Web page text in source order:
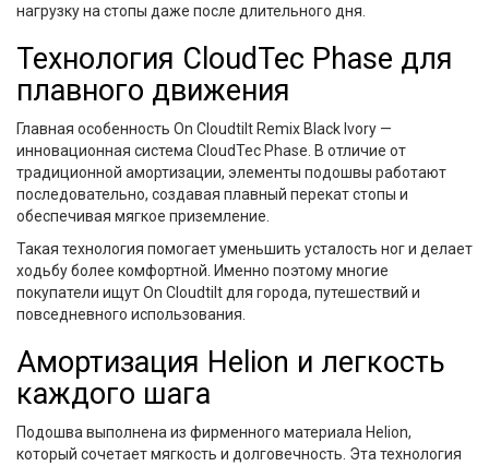
нагрузку на стопы даже после длительного дня.
Технология CloudTec Phase для
плавного движения
Главная особенность On Cloudtilt Remix Black Ivory —
инновационная система CloudTec Phase. В отличие от
традиционной амортизации, элементы подошвы работают
последовательно, создавая плавный перекат стопы и
обеспечивая мягкое приземление.
Такая технология помогает уменьшить усталость ног и делает
ходьбу более комфортной. Именно поэтому многие
покупатели ищут On Cloudtilt для города, путешествий и
повседневного использования.
Амортизация Helion и легкость
каждого шага
Подошва выполнена из фирменного материала Helion,
который сочетает мягкость и долговечность. Эта технология